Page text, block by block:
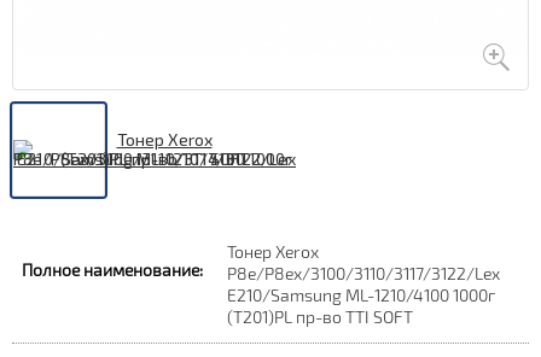
Полное наименование:
Тонер Xerox
P8e/P8ex/3100/3110/3117/3122/Lex
E210/Samsung ML-1210/4100 1000г
(T201)PL пр-во TTI SOFT